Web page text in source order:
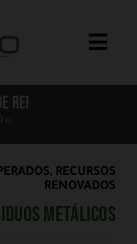
Toggle
Rei
RECURSOS
RENOVADOS
metálicos